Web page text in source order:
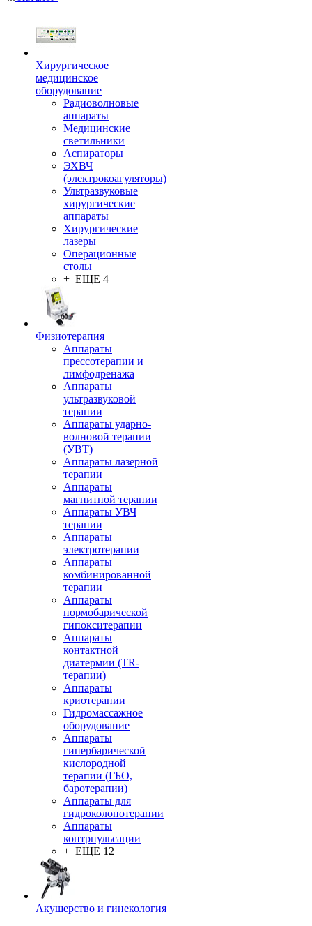
Хирургическое
медицинское
оборудование
Радиоволновые
аппараты
Медицинские
светильники
Аспираторы
ЭХВЧ
(электрокоагуляторы)
Ультразвуковые
хирургические
аппараты
Хирургические
лазеры
Операционные
столы
+ ЕЩЕ 4
Физиотерапия
Аппараты
прессотерапии и
лимфодренажа
Аппараты
ультразвуковой
терапии
Аппараты ударно-
волновой терапии
(УВТ)
Аппараты лазерной
терапии
Аппараты
магнитной терапии
Аппараты УВЧ
терапии
Аппараты
электротерапии
Аппараты
комбинированной
терапии
Аппараты
нормобарической
гипокситерапии
Аппараты
контактной
диатермии (TR-
терапии)
Аппараты
криотерапии
Гидромассажное
оборудование
Аппараты
гипербарической
кислородной
терапии (ГБО,
баротерапии)
Аппараты для
гидроколонотерапии
Аппараты
контрпульсации
+ ЕЩЕ 12
Акушерство и гинекология